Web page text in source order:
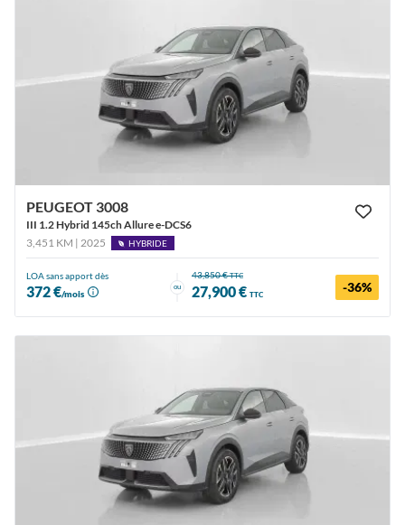
PEUGEOT 3008
III 1.2 Hybrid 145ch Allure e-DCS6
3,451 KM | 2025
HYBRIDE
LOA sans apport dès
372 €/mois
ou
43,850 €TTC
27,900 € TTC -36%